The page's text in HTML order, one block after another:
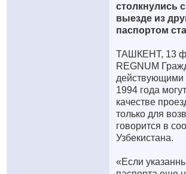
столкнулись
выезде из
паспортом
ТАШКЕНТ, 13
REGNUM
действующими
1994 года
качестве
только для
говорится в
Узбекистана.
«Если